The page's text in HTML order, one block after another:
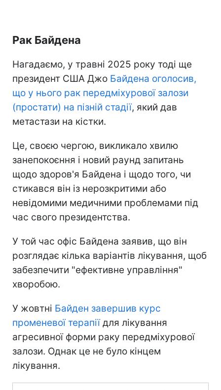
Рак Байдена
Нагадаємо, у травні 2025 року тоді ще
президент США Джо Байдена оголосив,
що у нього рак передміхурової залози
(простати) на пізній стадії, який дав
метастази на кістки.
Це, своєю чергою, викликало хвилю
занепокоєння і новий раунд запитань
щодо здоров'я Байдена і щодо того, чи
стикався він із нерозкритими або
невідомими медичними проблемами під
час свого президентства.
У той час офіс Байдена заявив, що він
розглядає кілька варіантів лікування, щоб
забезпечити "ефективне управління"
хворобою.
У жовтні Байден завершив курс
променевої терапіїдля лікування
агресивної форми раку передміхурової
залози. Однак це не було кінцем
лікування.